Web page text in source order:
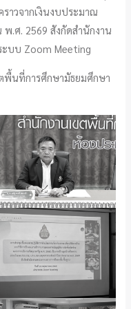
ราวจากเงินงบประมาณ
.ศ. 2569 สังกัดสำนักงาน
บบ Zoom Meeting
พื้นที่การศึกษามัธยมศึกษา